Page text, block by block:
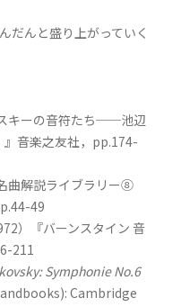
んと盛り上がっていく
キーの音符たち──池辺
音楽之友社，pp.174-
曲解説ライブラリー⑧
49
）『バーンスタイン 音
211
Symphonie No.6
Cambridge